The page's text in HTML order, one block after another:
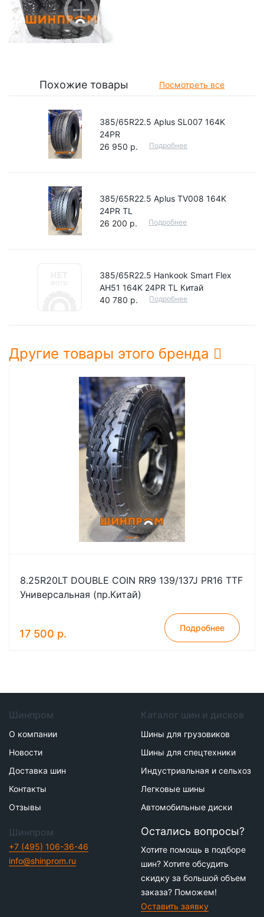
Похожие товары Посмотреть все
385/65R22.5 Aplus SL007 164K
24PR
26 950 р.
Подробнее
385/65R22.5 Aplus TV008 164K
24PR TL
26 200 р.
Подробнее
385/65R22.5 Hankook Smart Flex
AH51 164K 24PR TL Китай
40 780 р.
Подробнее
Другие товары этого бренда
8.25R20LT DOUBLE COIN RR9 139/137J PR16 TTF
Универсальная (пр.Китай)
17 500 р. Подробнее
Шинпром
О компании
Новости
Доставка шин
Контакты
Отзывы
Каталог шин и дисков
Шины для грузовиков
Шины для спецтехники
Индустриальная и сельхоз
Легковые шины
Автомобильные диски
Шинпром
+7 (495) 106-36-46
info@shinprom.ru
Остались вопросы?
Хотите помощь в подборе
шин? Хотите обсудить
скидку за большой объем
заказа? Поможем!
Оставить заявку